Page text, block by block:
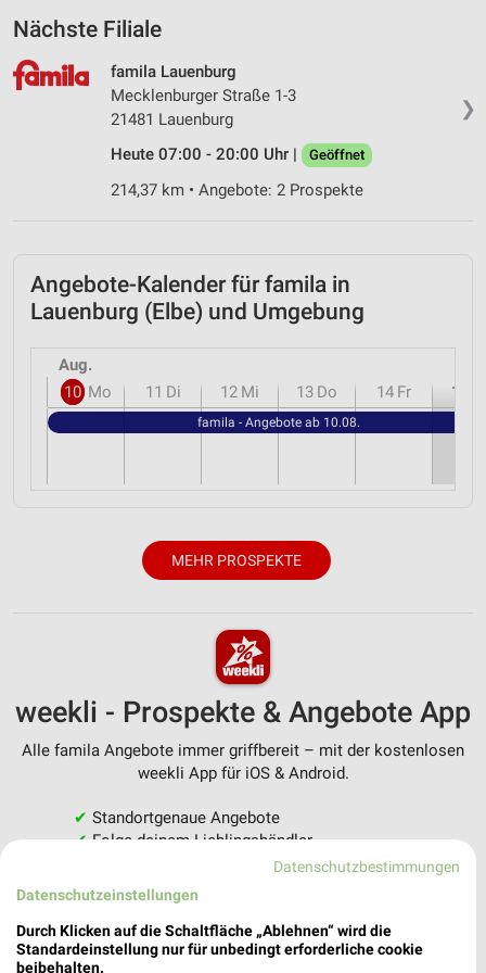
Nächste Filiale
❯
famila Lauenburg
Mecklenburger Straße 1-3
21481 Lauenburg
Heute 07:00 - 20:00 Uhr |
Geöffnet
214,37 km • Angebote: 2 Prospekte
Angebote-Kalender für famila in
Lauenburg (Elbe) und Umgebung
Aug.
10 Mo 11 Di 12 Mi 13 Do 14 Fr 15
famila - Angebote ab 10.08.
MEHR PROSPEKTE
weekli - Prospekte & Angebote App
Alle famila Angebote immer griffbereit – mit der kostenlosen
weekli App für iOS & Android.
✔ Standortgenaue Angebote
✔Folge deinem Lieblingshändler
Push-Benachrichtigungen bei neuen Prospekten
✔
Einkaufsliste - Einkauf stressfrei planen
JETZT LADEN UND SPAREN!
Datenschutzbestimmungen
Datenschutzeinstellungen
Durch Klicken auf die Schaltfläche „Ablehnen“ wird die
Standardeinstellung nur für unbedingt erforderliche cookie
beibehalten.